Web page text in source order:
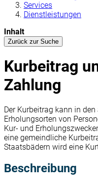
Services
Dienstleistungen
Inhalt
Zurück zur Suche
Kurbeitrag
Zahlung
Der Kurbeitrag kann in
Erholungsorten von
Kur- und
eine gemeindliche
Staatsbädern wird eine
Beschreibung